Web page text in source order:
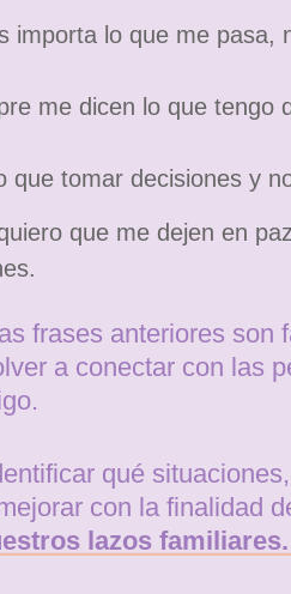
importa lo que me pasa,
me dicen lo que tengo
que tomar decisiones y
que me dejen en
frases anteriores son
a conectar con las
qué
con la finalidad
lazos familiares.